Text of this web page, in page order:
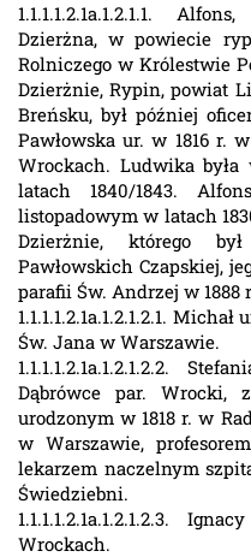
1.1.1.1.2.1a.1.2.1.1.
Dzierżna, w powiecie
Rolniczego w Królestwie
Dzierżnie, Rypin, powiat
Breńsku, był później
Pawłowska ur. w 1816 r.
Wrockach. Ludwika była
latach 1840/1843.
listopadowym w latach
Dzierżnie, którego
Pawłowskich Czapskiej,
parafii Św. Andrzej w 1888
1.1.1.1.2.1a.1.2.1.2.1.
Św. Jana w Warszawie.
1.1.1.1.2.1a.1.2.1.2.2.
Dąbrówce par. Wrocki,
urodzonym w 1818 r. w
w Warszawie,
lekarzem naczelnym
Świedziebni.
1.1.1.1.2.1a.1.2.1.2.3.
Wrockach.